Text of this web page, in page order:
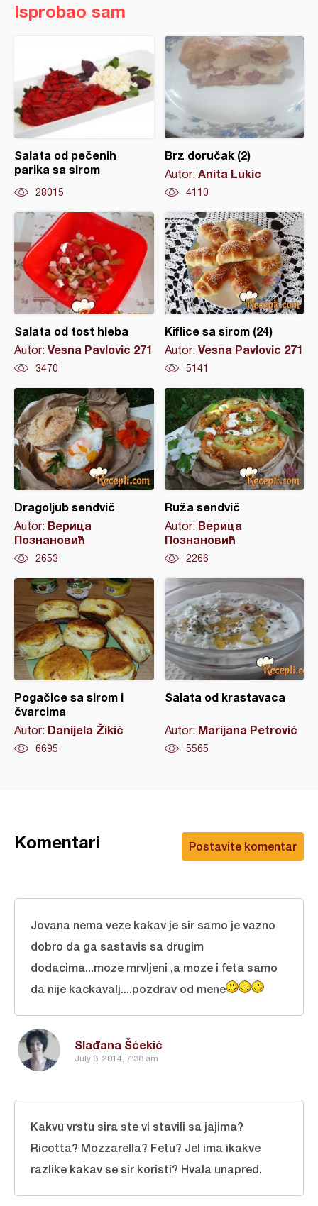
Isprobao sam
Salata od pečenih
parika sa sirom
28015
Brz doručak (2)
Autor: Anita Lukic
4110
Salata od tost hleba
Autor: Vesna Pavlovic 271
3470
Kiflice sa sirom (24)
Autor: Vesna Pavlovic 271
5141
Dragoljub sendvič
Autor: Верица
Познановић
2653
Ruža sendvič
Autor: Верица
Познановић
2266
Pogačice sa sirom i
čvarcima
Autor: Danijela Žikić
6695
Salata od krastavaca
Autor: Marijana Petrović
5565
Postavite komentar
Komentari
Slađana Šćekić
July 8, 2014, 7:38 am
Jovana nema veze kakav je sir samo je vazno
dobro da ga sastavis sa drugim
dodacima...moze mrvljeni ,a moze i feta samo
da nije kackavalj....pozdrav od mene
Kakvu vrstu sira ste vi stavili sa jajima?
Ricotta? Mozzarella? Fetu? Jel ima ikakve
razlike kakav se sir koristi? Hvala unapred.